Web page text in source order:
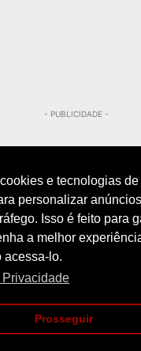
e tecnologias
personalizar
Isso é feito para
a melhor
acessa-lo.
Prosseguir
- PUBLICIDADE -
PRIVACIDADE CONTATO
| POLICIAMENTO